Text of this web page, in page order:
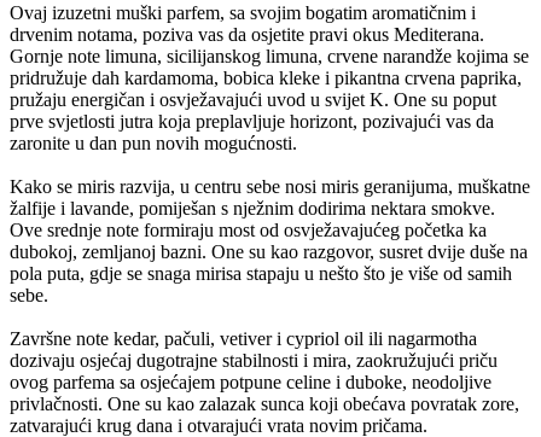
Ovaj izuzetni muški parfem, sa svojim bogatim aromatičnim i
drvenim notama, poziva vas da osjetite pravi okus Mediterana.
Gornje note limuna, sicilijanskog limuna, crvene narandže kojima se
pridružuje dah kardamoma, bobica kleke i pikantna crvena paprika,
pružaju energičan i osvježavajući uvod u svijet K. One su poput
prve svjetlosti jutra koja preplavljuje horizont, pozivajući vas da
zaronite u dan pun novih mogućnosti.
Kako se miris razvija, u centru sebe nosi miris geranijuma, muškatne
žalfije i lavande, pomiješan s nježnim dodirima nektara smokve.
Ove srednje note formiraju most od osvježavajućeg početka ka
dubokoj, zemljanoj bazni. One su kao razgovor, susret dvije duše na
pola puta, gdje se snaga mirisa stapaju u nešto što je više od samih
sebe.
Završne note kedar, pačuli, vetiver i cypriol oil ili nagarmotha
dozivaju osjećaj dugotrajne stabilnosti i mira, zaokružujući priču
ovog parfema sa osjećajem potpune celine i duboke, neodoljive
privlačnosti. One su kao zalazak sunca koji obećava povratak zore,
zatvarajući krug dana i otvarajući vrata novim pričama.